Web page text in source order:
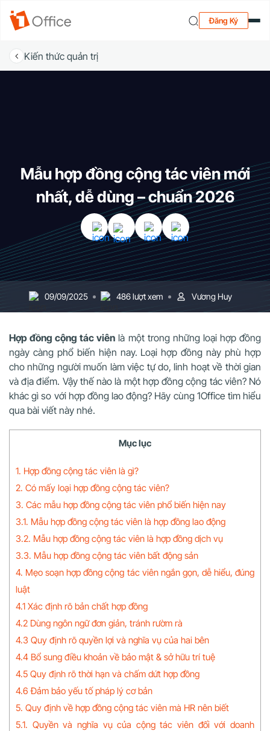
Đăng Ký
Kiến thức quản trị
Mẫu hợp đồng cộng tác viên mới
nhất, dễ dùng – chuẩn 2026
09/09/2025 486 lượt xem Vương Huy
Hợp đồng cộng tác viên là một trong những loại hợp đồng
ngày càng phổ biến hiện nay. Loại hợp đồng này phù hợp
cho những người muốn làm việc tự do, linh hoạt về thời gian
và địa điểm. Vậy thế nào là một hợp đồng cộng tác viên? Nó
khác gì so với hợp đồng lao động? Hãy cùng 1Office tìm hiểu
qua bài viết này nhé.
Mục lục
1. Hợp đồng cộng tác viên là gì?
2. Có mấy loại hợp đồng cộng tác viên?
3. Các mẫu hợp đồng cộng tác viên phổ biến hiện nay
3.1. Mẫu hợp đồng cộng tác viên là hợp đồng lao động
3.2. Mẫu hợp đồng cộng tác viên là hợp đồng dịch vụ
3.3. Mẫu hợp đồng cộng tác viên bất động sản
4. Mẹo soạn hợp đồng cộng tác viên ngắn gọn, dễ hiểu, đúng
luật
4.1 Xác định rõ bản chất hợp đồng
4.2 Dùng ngôn ngữ đơn giản, tránh rườm rà
4.3 Quy định rõ quyền lợi và nghĩa vụ của hai bên
4.4 Bổ sung điều khoản về bảo mật & sở hữu trí tuệ
4.5 Quy định rõ thời hạn và chấm dứt hợp đồng
4.6 Đảm bảo yếu tố pháp lý cơ bản
5. Quy định về hợp đồng cộng tác viên mà HR nên biết
5.1. Quyền và nghĩa vụ của cộng tác viên đối với doanh